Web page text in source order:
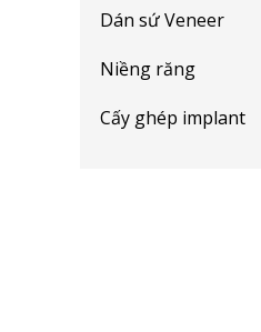
Dán sứ Veneer
Niềng răng
Cấy ghép implant